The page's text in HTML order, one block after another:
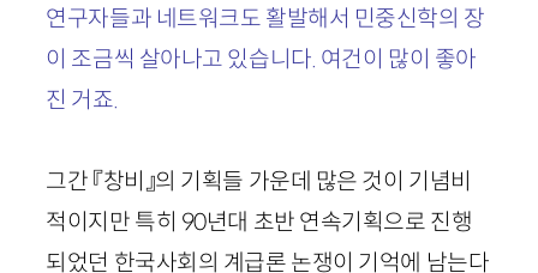
연구자들과 네트워크도 활발해서 민중신학의 장
이 조금씩 살아나고 있습니다. 여건이 많이 좋아
진 거죠.
그간 『창비』의 기획들 가운데 많은 것이 기념비
적이지만 특히 90년대 초반 연속기획으로 진행
되었던 한국사회의 계급론 논쟁이 기억에 남는다